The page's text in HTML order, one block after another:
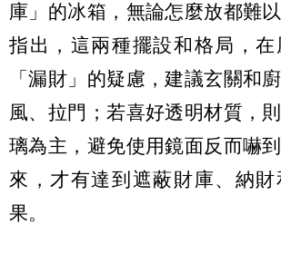
庫」的冰箱，無論怎麼放都難
指出，這兩種擺設和格局，
「漏財」的疑慮，建議玄關和
風、拉門；若喜好透明材質，
璃為主，避免使用鏡面反而嚇
來，才有達到遮蔽財庫、納
果。